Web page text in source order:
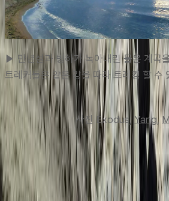
▶ 만년설과 빙하가 녹아내린 물은 계곡
트레커들은 얕은 강을 따라 트레킹 할 수
사진 Exodus, Yang,
맨 위로
여행지
유럽